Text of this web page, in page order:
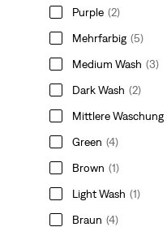
Purple (2)
Mehrfarbig (5)
Medium Wash (3)
Dark Wash (2)
Mittlere Waschung
Green (4)
Brown (1)
Light Wash (1)
Braun (4)